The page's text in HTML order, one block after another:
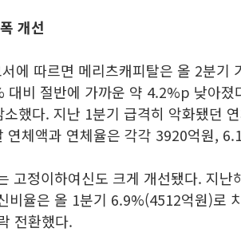
개선
에 따르면 메리츠캐피탈은 올 2분기
대비 절반에 가까운 약 4.2%p 낮아졌
했다. 지난 1분기 급격히 악화됐던
연체액과 연체율은 각각 3920억원,
고정이하여신도 크게 개선됐다. 지
비율은 올 1분기 6.9%(4512억원)로
전환했다.